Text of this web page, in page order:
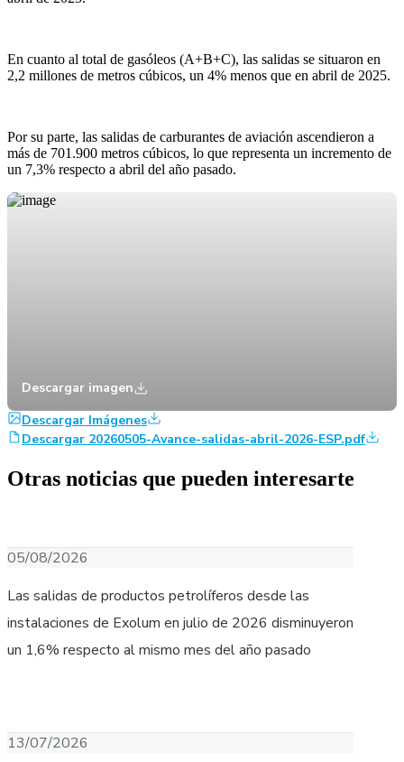
En cuanto al total de gasóleos (A+B+C), las salidas se situaron en
2,2 millones de metros cúbicos, un 4% menos que en abril de 2025.
Por su parte, las salidas de carburantes de aviación ascendieron a
más de 701.900 metros cúbicos, lo que representa un incremento de
un 7,3% respecto a abril del año pasado.
Descargar imagen
Descargar Imágenes
Descargar 20260505-Avance-salidas-abril-2026-ESP.pdf
Otras noticias que pueden interesarte
05/08/2026
Las salidas de productos petrolíferos desde las
instalaciones de Exolum en julio de 2026 disminuyeron
un 1,6% respecto al mismo mes del año pasado
13/07/2026